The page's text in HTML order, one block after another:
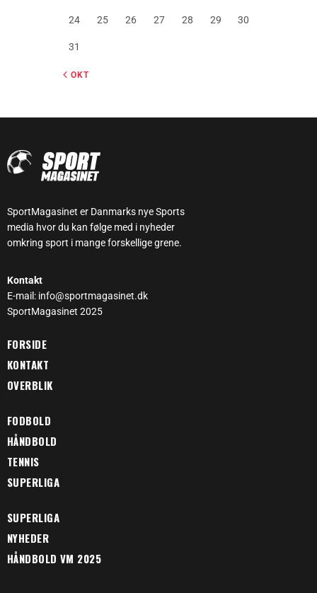
24 25 26 27 28 29 30
31
« OKT
SportMagasinet er Danmarks nye Sports
media hvor du kan følge med i nyheder
omkring sport i mange forskellige grene.
Kontakt
E-mail: info@sportmagasinet.dk
SportMagasinet 2025
FORSIDE
KONTAKT
OVERBLIK
FODBOLD
HÅNDBOLD
TENNIS
SUPERLIGA
SUPERLIGA
NYHEDER
HÅNDBOLD VM 2025